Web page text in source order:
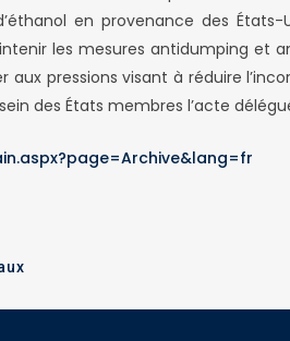
en provenance des
les mesures antidumping et
pressions visant à réduire
des États membres l’acte